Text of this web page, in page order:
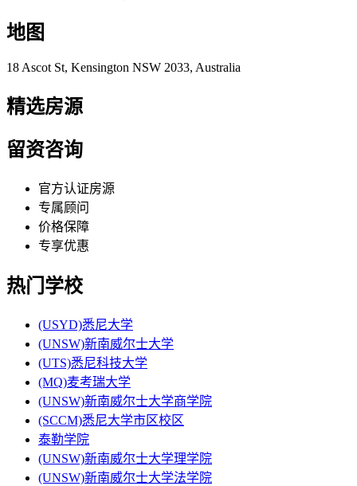
地图
18 Ascot St, Kensington NSW 2033, Australia
精选房源
留资咨询
官方认证房源
专属顾问
价格保障
专享优惠
热门学校
(USYD)悉尼大学
(UNSW)新南威尔士大学
(UTS)悉尼科技大学
(MQ)麦考瑞大学
(UNSW)新南威尔士大学商学院
(SCCM)悉尼大学市区校区
泰勒学院
(UNSW)新南威尔士大学理学院
(UNSW)新南威尔士大学法学院